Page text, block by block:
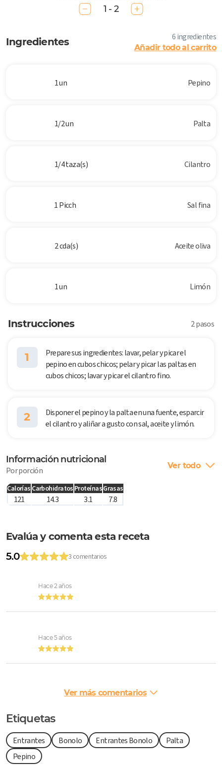
1 - 2
Ingredientes 6 ingredientes
Añadir todo al carrito
1 un Pepino
1/2 un Palta
1/4 taza(s) Cilantro
1 Picch Sal fina
2 cda(s) Aceite oliva
1 un Limón
Instrucciones 2 pasos
1
Prepare sus ingredientes: lavar, pelar y picar el
pepino en cubos chicos; pelar y picar las paltas en
cubos chicos; lavar y picar el cilantro fino.
2
Disponer el pepino y la palta en una fuente, esparcir
el cilantro y aliñar a gusto con sal, aceite y limón.
Información nutricional
Por porción Ver todo
Calorías Carbohidratos ProteínasGrasas
121 14.3 3.1 7.8
Evalúa y comenta esta receta
5.0
3 comentarios
Hace 2 años
Hace 5 años
Ver más comentarios
Etiquetas
Entrantes Bonolo Entrantes Bonolo
Palta
Pepino